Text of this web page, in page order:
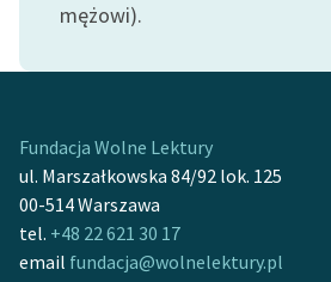
mężowi).
Fundacja Wolne Lektury
ul. Marszałkowska 84/92 lok. 125
00-514 Warszawa
tel. +48 22 621 30 17
email fundacja@wolnelektury.pl